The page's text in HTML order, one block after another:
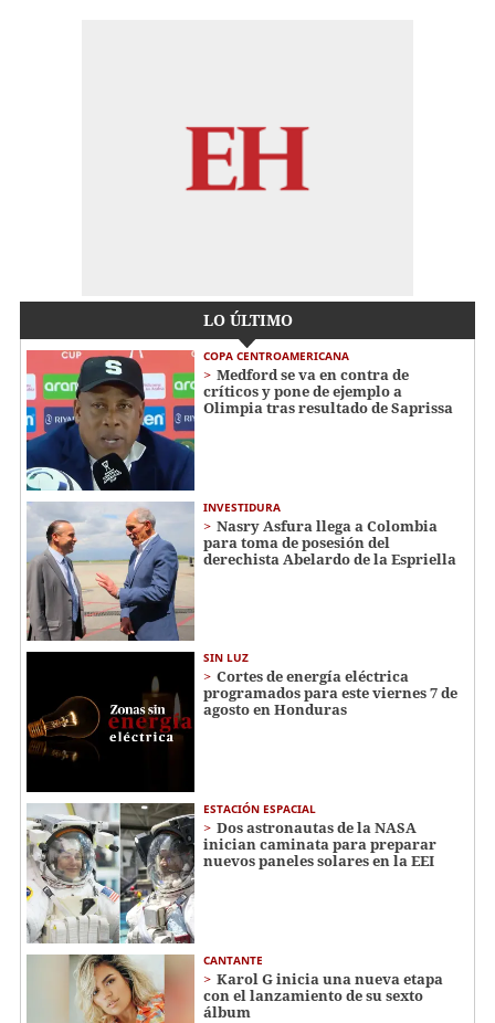
LO ÚLTIMO
COPA CENTROAMERICANA
Medford se va en contra de
críticos y pone de ejemplo a
Olimpia tras resultado de Saprissa
INVESTIDURA
Nasry Asfura llega a Colombia
para toma de posesión del
derechista Abelardo de la Espriella
SIN LUZ
Cortes de energía eléctrica
programados para este viernes 7 de
agosto en Honduras
ESTACIÓN ESPACIAL
Dos astronautas de la NASA
inician caminata para preparar
nuevos paneles solares en la EEI
CANTANTE
Karol G inicia una nueva etapa
con el lanzamiento de su sexto
álbum